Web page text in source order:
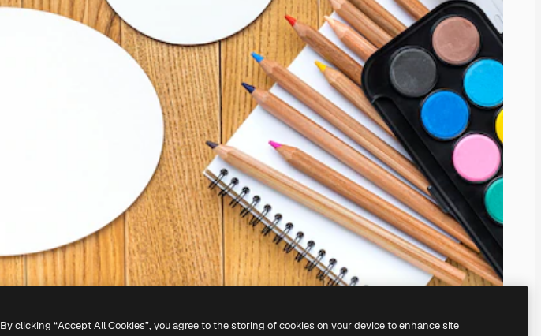
By clicking “Accept All Cookies”, you agree to the storing of cookies on your device to enhance site